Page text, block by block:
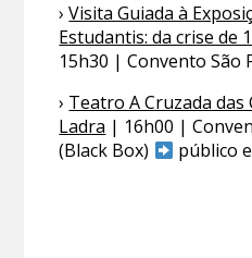
›Visita Guiada à
Estudantis: da crise de
15h30 | Convento São
› Teatro A Cruzada das
Ladra | 16h00 |
(Black Box)
público